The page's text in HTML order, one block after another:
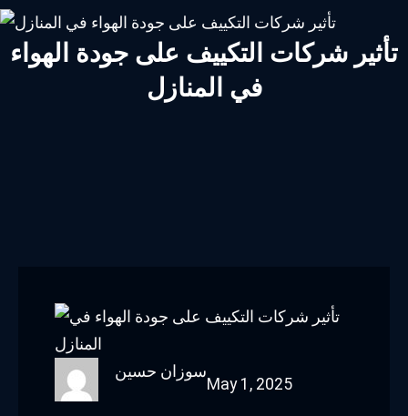
تأثير شركات التكييف على جودة الهواء
في المنازل
سوزان حسين
May 1, 2025